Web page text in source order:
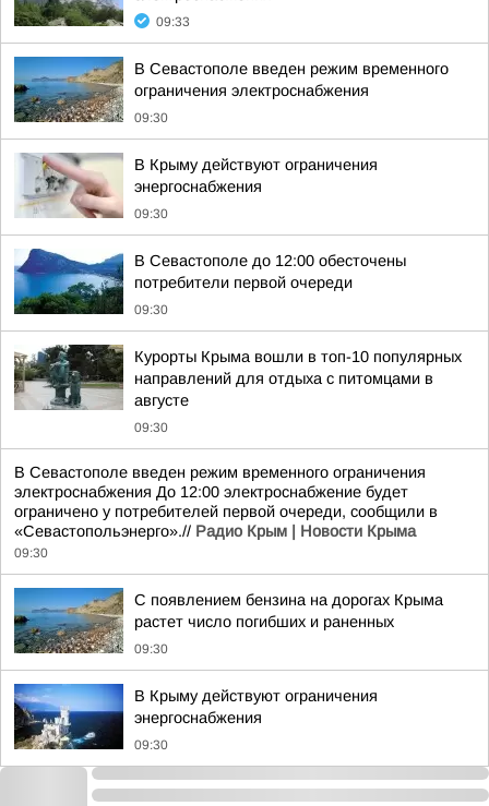
09:33
В Севастополе введен режим временного
ограничения электроснабжения
09:30
В Крыму действуют ограничения
энергоснабжения
09:30
В Севастополе до 12:00 обесточены
потребители первой очереди
09:30
Курорты Крыма вошли в топ-10 популярных
направлений для отдыха с питомцами в
августе
09:30
В Севастополе введен режим временного ограничения
электроснабжения До 12:00 электроснабжение будет
ограничено у потребителей первой очереди, сообщили в
«Севастопольэнерго».// Радио Крым | Новости Крыма
09:30
С появлением бензина на дорогах Крыма
растет число погибших и раненных
09:30
В Крыму действуют ограничения
энергоснабжения
09:30